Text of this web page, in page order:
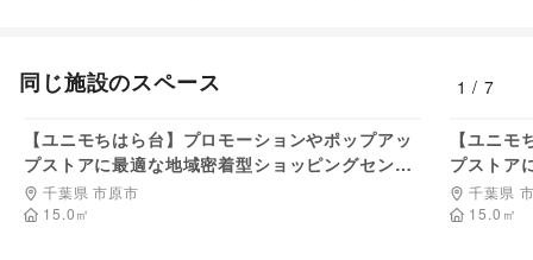
同じ施設のスペース 1 /7
【ユニモちはら台】プロモーションやポップアッ
プストアに最適な地域密着型ショッピングセンタ
ー内2階にある人通りが非常に多いイベントスペ
ース(ユニクロ前)
千葉県 市原市
15.0㎡
【ユニ
プストア
ー内2階
ース
千葉県
15.0 ㎡